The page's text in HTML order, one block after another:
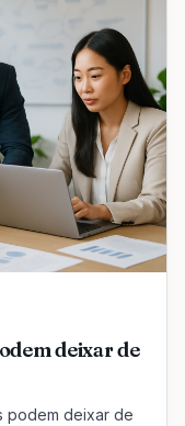
deixar de
podem deixar de